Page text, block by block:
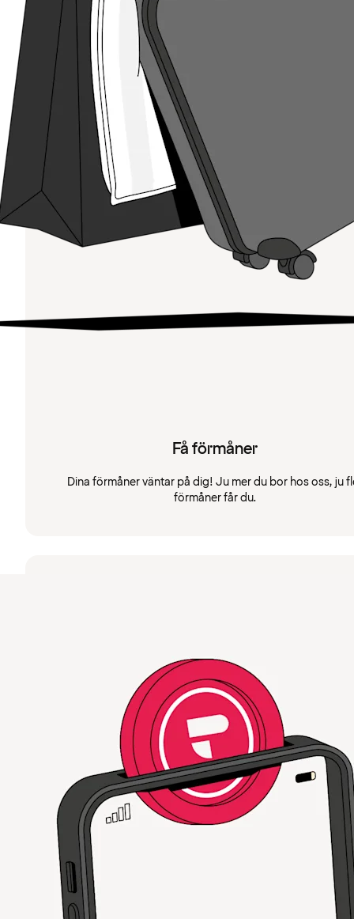
Få förmåner
Dina förmåner väntar på dig! Ju mer du bor hos oss, ju
förmåner får du.